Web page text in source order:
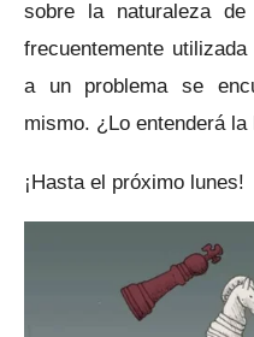
sobre la naturaleza
frecuentemente
a un problema se
mismo. ¿Lo entenderá
¡Hasta el próximo lunes!